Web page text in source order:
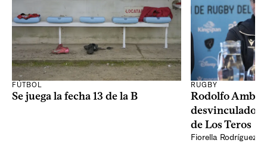
FÚTBOL
Se juega la fecha 13 de la B
RUGBY
Rodolfo
desvinculado
de Los Teros
Fiorella Rodríguez